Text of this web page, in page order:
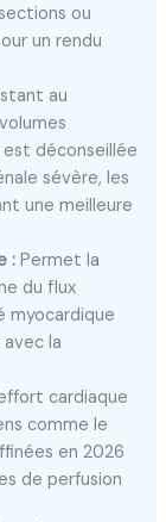
ou
un rendu
au
déconseillée
sévère, les
une meilleure
: Permet la
du flux
myocardique
la
cardiaque
comme le
en 2026
de perfusion